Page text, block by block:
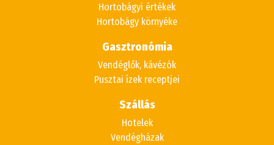
Hortobágyi értékek
Hortobágy környéke
Gasztronómia
Vendéglők, kávézók
Pusztai ízek receptjei
Szállás
Hotelek
Vendégházak